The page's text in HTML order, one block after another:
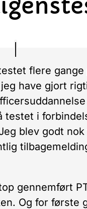
flere gange
have gjort
testet i
blev godt
gennemført
Og for første